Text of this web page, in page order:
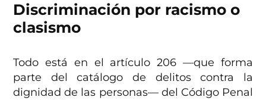
Discriminación por racismo o
clasismo
Todo está en el artículo 206 —que forma
parte del catálogo de delitos contra la
dignidad de las personas— del Código Penal